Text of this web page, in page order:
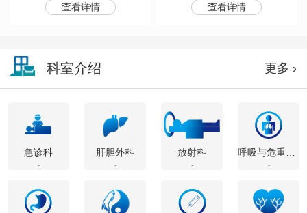
医学科、感染科专家；主任医师
查看详情 查看详情
科室介绍 更多 ›
急诊科
-
肝胆外科
-
放射科
- -